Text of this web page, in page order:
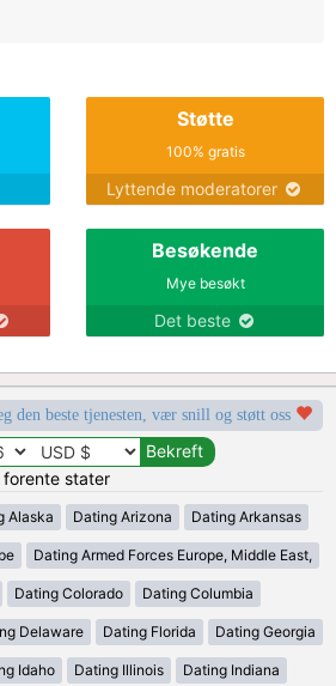
Støtte
100% gratis
Lyttende moderatorer
Besøkende
Mye besøkt
Det beste
den beste tjenesten, vær snill og støtt oss
forente stater
Alaska Dating Arizona Dating Arkansas
Dating Armed Forces Europe, Middle East,
Dating Colorado Dating Columbia
Delaware Dating Florida Dating Georgia
Idaho Dating Illinois Dating Indiana